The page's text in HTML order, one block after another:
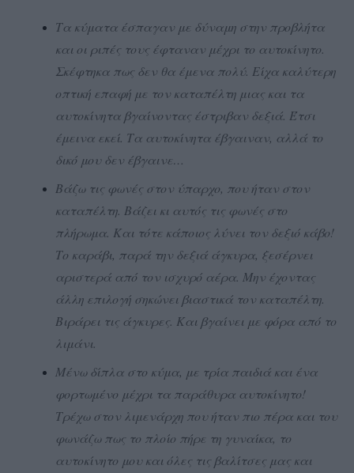
Τα κύματα έσπαγαν με δύναμη στην προβλήτα
και οι ριπές τους έφταναν μέχρι το αυτοκίνητο.
Σκέφτηκα πως δεν θα έμενα πολύ. Είχα καλύτερη
οπτική επαφή με τον καταπέλτη μιας και τα
αυτοκίνητα βγαίνοντας έστριβαν δεξιά. Έτσι
έμεινα εκεί. Τα αυτοκίνητα έβγαιναν, αλλά το
δικό μου δεν έβγαινε…
Βάζω τις φωνές στον ύπαρχο, που ήταν στον
καταπέλτη. Βάζει κι αυτός τις φωνές στο
πλήρωμα. Και τότε κάποιος λύνει τον δεξιό κάβο!
Το καράβι, παρά την δεξιά άγκυρα, ξεσέρνει
αριστερά από τον ισχυρό αέρα. Μην έχοντας
άλλη επιλογή σηκώνει βιαστικά τον καταπέλτη.
Βιράρει τις άγκυρες. Και βγαίνει με φόρα από το
λιμάνι.
Μένω δίπλα στο κύμα, με τρία παιδιά και ένα
φορτωμένο μέχρι τα παράθυρα αυτοκίνητο!
Τρέχω στον λιμενάρχη που ήταν πιο πέρα και του
φωνάζω πως το πλοίο πήρε τη γυναίκα, το
αυτοκίνητο μου και όλες τις βαλίτσες μας και